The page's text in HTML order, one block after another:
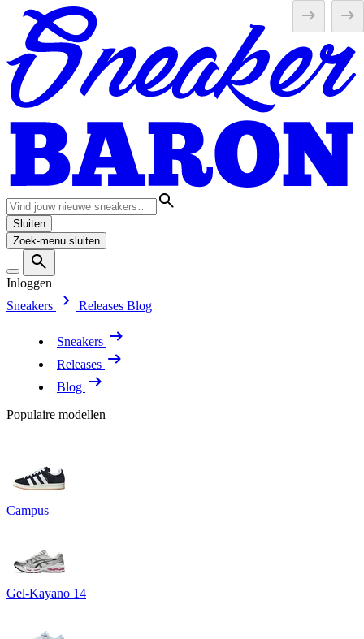
Sluiten
Zoek-menu sluiten
Inloggen
Sneakers
Releases Blog
Sneakers
Releases
Blog
Populaire modellen
Campus
Gel-Kayano 14